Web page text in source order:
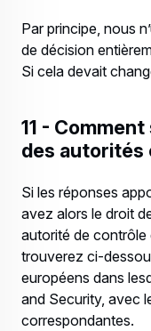
Par principe, nous
de décision
Si cela devait
11 -
des autorités
Si les réponses
avez alors le droit
autorité de contrôle
trouverez ci-
européens dans
and Security, avec
correspondantes.